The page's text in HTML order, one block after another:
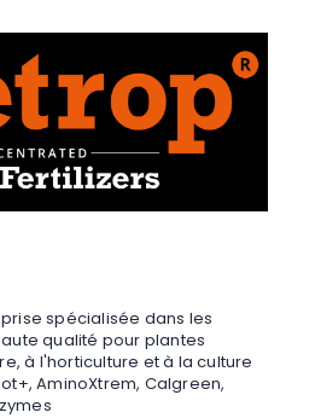
spécialisée dans les
qualité pour plantes
à l'horticulture et à la culture
AminoXtrem, Calgreen,